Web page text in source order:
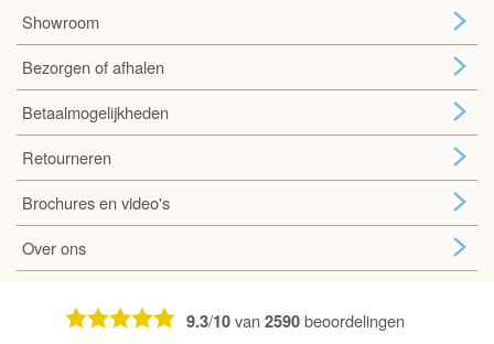
Showroom
Bezorgen of afhalen
Betaalmogelijkheden
Retourneren
Brochures en video's
Over ons
9.3/10van2590beoordelingen